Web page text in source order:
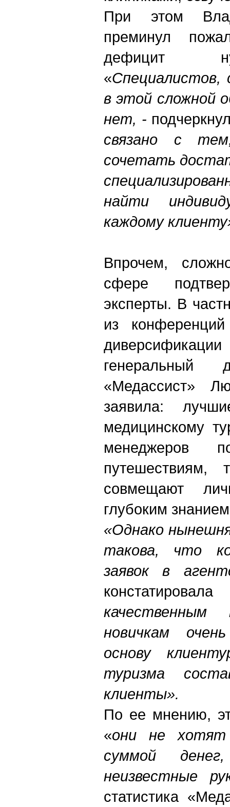
При этом
преминул
дефицит
«Специалистов,
в этой сложной
нет, -
связано с
сочетать
найти
каждому
Впрочем,
сфере
эксперты. В
из
генеральный
«Медассист»
заявила:
медицинскому
менеджеров
совмещают
глубоким
«Однако
такова, что
заявок в
новичкам
основу
туризма
клиенты».
По ее мнению,
«они не хотят
суммой
неизвестные
статистика